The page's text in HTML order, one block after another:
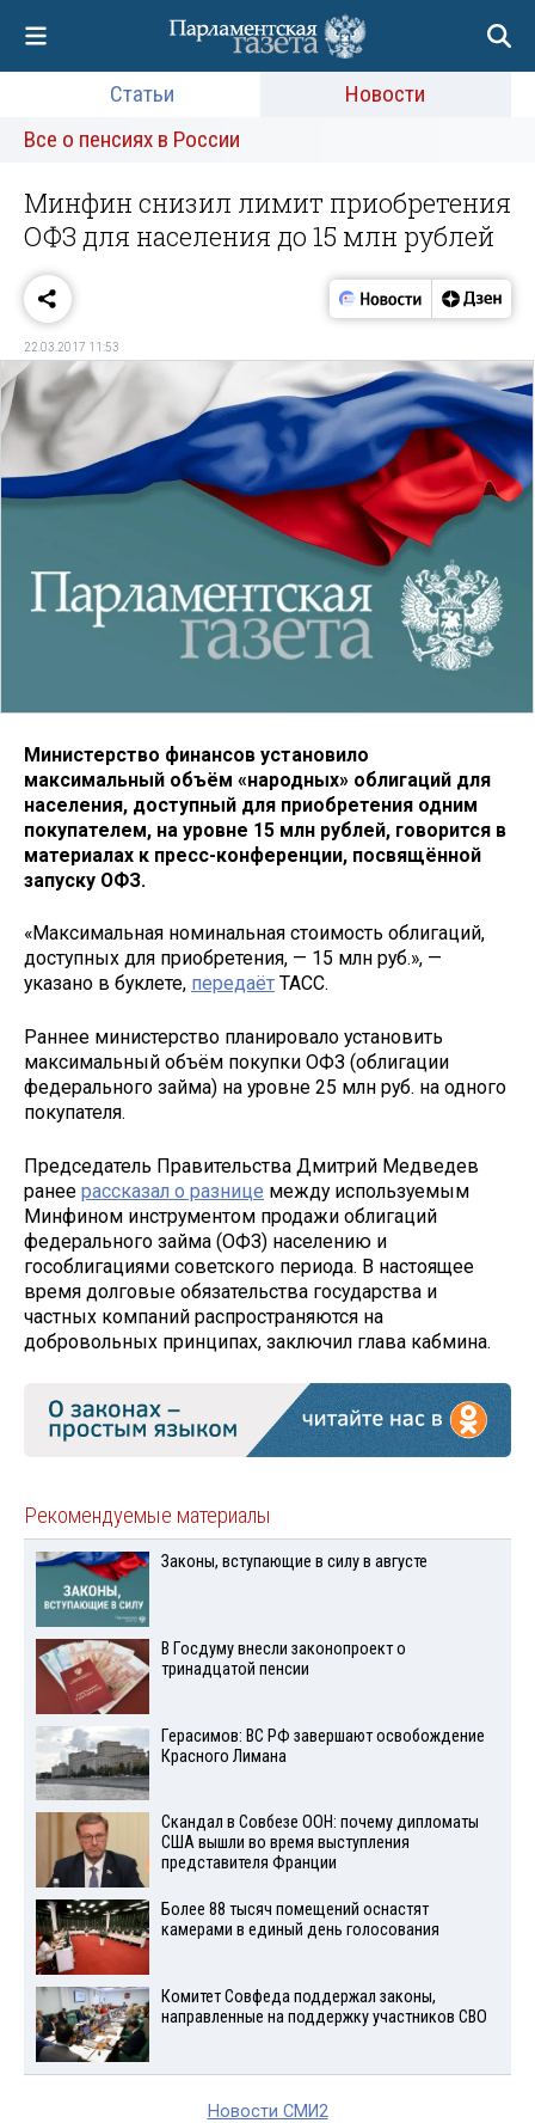
Статьи
Новости
Все о пенсиях в России
Минфин снизил лимит приобретения
ОФЗ для населения до 15 млн рублей
22.03.2017 11:53
Министерство финансов установило
максимальный объём «народных» облигаций для
населения, доступный для приобретения одним
покупателем, на уровне 15 млн рублей, говорится в
материалах к пресс-конференции, посвящённой
запуску ОФЗ.
«Максимальная номинальная стоимость облигаций,
доступных для приобретения, — 15 млн руб.», —
указано в буклете, передаёт ТАСС.
Раннее министерство планировало установить
максимальный объём покупки ОФЗ (облигации
федерального займа) на уровне 25 млн руб. на одного
покупателя.
Председатель Правительства Дмитрий Медведев
ранее рассказал о разнице между используемым
Минфином инструментом продажи облигаций
федерального займа (ОФЗ) населению и
гособлигациями советского периода. В настоящее
время долговые обязательства государства и
частных компаний распространяются на
добровольных принципах, заключил глава кабмина.
Рекомендуемые материалы
Законы, вступающие в силу в августе
В Госдуму внесли законопроект о
тринадцатой пенсии
Герасимов: ВС РФ завершают освобождение
Красного Лимана
Скандал в Совбезе ООН: почему дипломаты
США вышли во время выступления
представителя Франции
Более 88 тысяч помещений оснастят
камерами в единый день голосования
Комитет Совфеда поддержал законы,
направленные на поддержку участников СВО
Новости СМИ2